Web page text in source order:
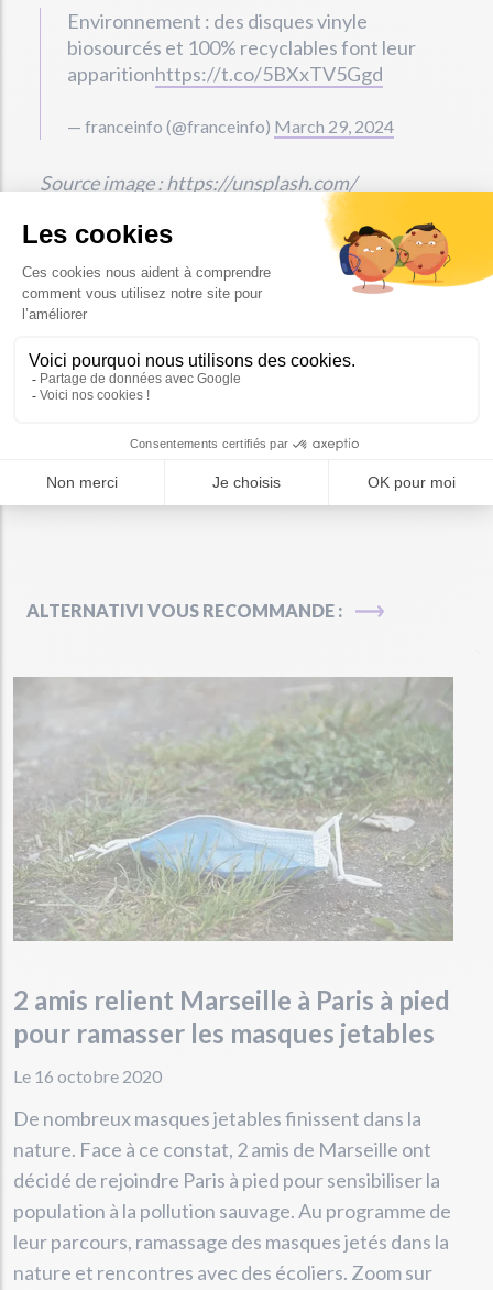
Environnement : des disques vinyle
biosourcés et 100% recyclables font leur
apparitionhttps://t.co/5BXxTV5Ggd
— franceinfo (@franceinfo) March 29, 2024
Source image : https://unsplash.com/
Pour en savoir plus :https://www.francetvinfo.fr/replay-
radio/aujourd-hui-c-est-demain/environnement-des-
apparition_6424711.html
alternatives
ALTERNATIVI VOUS RECOMMANDE :
2 amis relient Marseille à Paris à pied
pour ramasser les masques jetables
Le 16 octobre 2020
De nombreux masques jetables finissent dans la
nature. Face à ce constat, 2 amis de Marseille ont
décidé de rejoindre Paris à pied pour sensibiliser la
population à la pollution sauvage. Au programme de
leur parcours, ramassage des masques jetés dans la
nature et rencontres avec des écoliers. Zoom sur